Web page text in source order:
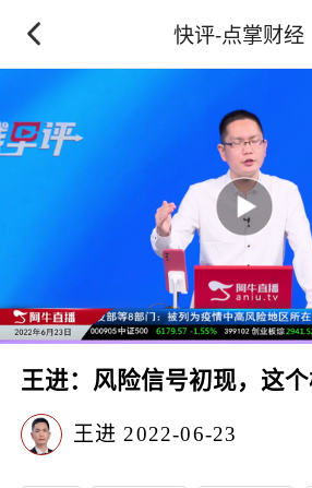
快评-点掌财经
王进：风险信号初现，这个
王进 2022-06-23